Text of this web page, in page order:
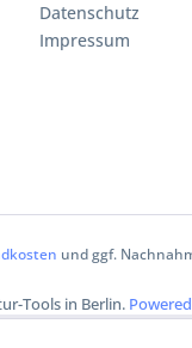
Datenschutz
Impressum
und ggf.
Tools in Berlin.